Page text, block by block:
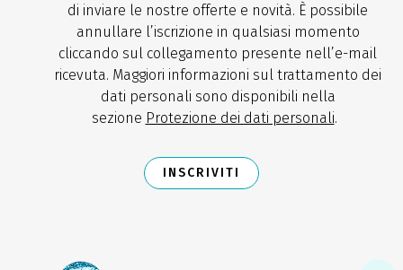
di inviare le nostre offerte e novità. È possibile
annullare l’iscrizione in qualsiasi momento
cliccando sul collegamento presente nell’e-mail
ricevuta. Maggiori informazioni sul trattamento dei
dati personali sono disponibili nella
sezione Protezione dei dati personali.
INSCRIVITI